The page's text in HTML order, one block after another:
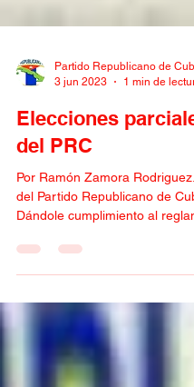
3 jun 2023
1 min de
Elecciones
del PRC
Por Ramón Zamora
Dándole cumplimiento al